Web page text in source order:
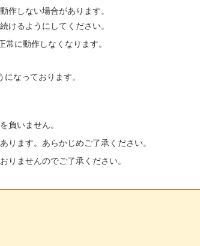
作しない場合があります。
けるようにしてください。
に動作しなくなります。
なっております。
負いません。
ります。あらかじめご了承ください。
りませんのでご了承ください。